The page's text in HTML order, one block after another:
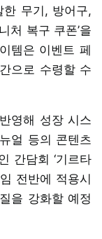
무기, 방어구,
처 복구 쿠폰’을
템은 이벤트 페
으로 수령할 수
영해 성장 시스
얼 등의 콘텐츠
간담회 ‘기르타
전반에 적용시
을 강화할 예정